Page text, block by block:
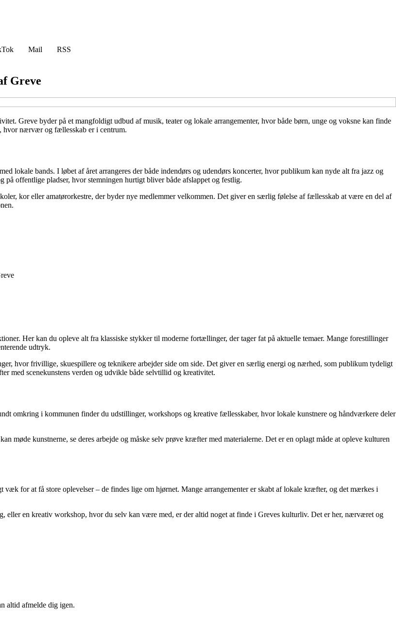
Mail
RSS
Greve
Greve byder på et mangfoldigt udbud af musik, teater og lokale arrangementer, hvor både børn, unge og voksne kan finde
hvor nærvær og fællesskab er i centrum.
lokale bands. I løbet af året arrangeres der både indendørs og udendørs koncerter, hvor publikum kan nyde alt fra jazz og
offentlige pladser, hvor stemningen hurtigt bliver både afslappet og festlig.
kor eller amatørorkestre, der byder nye medlemmer velkommen. Det giver en særlig følelse af fællesskab at være en del af
Her kan du opleve alt fra klassiske stykker til moderne fortællinger, der tager fat på aktuelle temaer. Mange forestillinger
udtryk.
hvor frivillige, skuespillere og teknikere arbejder side om side. Det giver en særlig energi og nærhed, som publikum tydeligt
med scenekunstens verden og udvikle både selvtillid og kreativitet.
omkring i kommunen finder du udstillinger, workshops og kreative fællesskaber, hvor lokale kunstnere og håndværkere deler
møde kunstnerne, se deres arbejde og måske selv prøve kræfter med materialerne. Det er en oplagt måde at opleve kulturen
for at få store oplevelser – de findes lige om hjørnet. Mange arrangementer er skabt af lokale kræfter, og det mærkes i
eller en kreativ workshop, hvor du selv kan være med, er der altid noget at finde i Greves kulturliv. Det er her, nærværet og
altid afmelde dig igen.